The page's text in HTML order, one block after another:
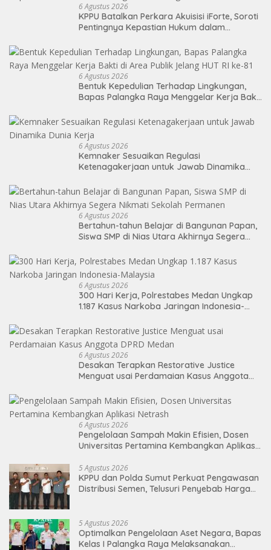
6 Agustus 2026
KPPU Batalkan Perkara Akuisisi iForte, Soroti
Pentingnya Kepastian Hukum dalam
6 Agustus 2026
Bentuk Kepedulian Terhadap Lingkungan,
Bapas Palangka Raya Menggelar Kerja Bakti
6 Agustus 2026
Kemnaker Sesuaikan Regulasi
Ketenagakerjaan untuk Jawab Dinamika
6 Agustus 2026
Bertahun-tahun Belajar di Bangunan Papan,
Siswa SMP di Nias Utara Akhirnya Segera
6 Agustus 2026
300 Hari Kerja, Polrestabes Medan Ungkap
1.187 Kasus Narkoba Jaringan Indonesia-
6 Agustus 2026
Desakan Terapkan Restorative Justice
Menguat usai Perdamaian Kasus Anggota
6 Agustus 2026
Pengelolaan Sampah Makin Efisien, Dosen
Universitas Pertamina Kembangkan Aplikasi
5 Agustus 2026
KPPU dan Polda Sumut Perkuat Pengawasan
Distribusi Semen, Telusuri Penyebab Harga
5 Agustus 2026
Optimalkan Pengelolaan Aset Negara, Bapas
Kelas I Palangka Raya Melaksanakan